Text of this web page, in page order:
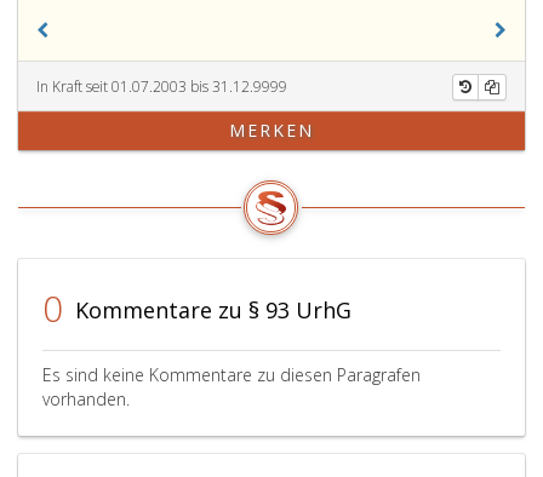
In Kraft seit 01.07.2003 bis 31.12.9999
MERKEN
0 Kommentare zu § 93 UrhG
Es sind keine Kommentare zu diesen Paragrafen
vorhanden.